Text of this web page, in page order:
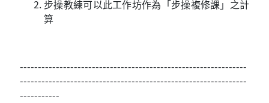
步操教練可以此工作坊作為「步操複修課」之計
算
---------------------------------------------------------------
---------------------------------------------------------------
-----------